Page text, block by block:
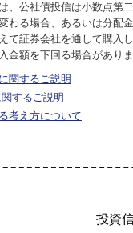
、公社債投信は小数点第
わる場合、あるいは分配
て証券会社を通して購入
金額を下回る場合があり
関するご説明
するご説明
考え方について
投資